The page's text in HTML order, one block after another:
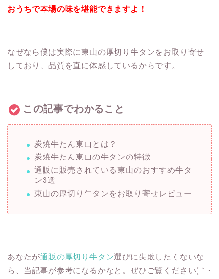
おうちで本場の味を堪能できますよ！
なぜなら僕は実際に東山の厚切り牛タンをお取り寄せ
しており、品質を直に体感しているからです。
この記事でわかること
炭焼牛たん東山とは？
炭焼牛たん東山の牛タンの特徴
通販に販売されている東山のおすすめ牛タ
ン3選
東山の厚切り牛タンをお取り寄せレビュー
あなたが通販の厚切り牛タン選びに失敗したくないな
ら、当記事が参考になるかなと。ぜひご覧ください(｀･